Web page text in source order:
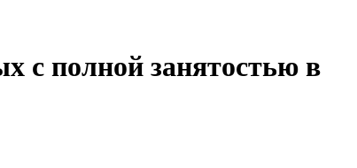
с полной занятостью в